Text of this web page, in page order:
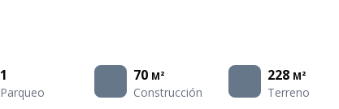
1
Parqueo
70 M²
Construcción
228 M²
Terreno